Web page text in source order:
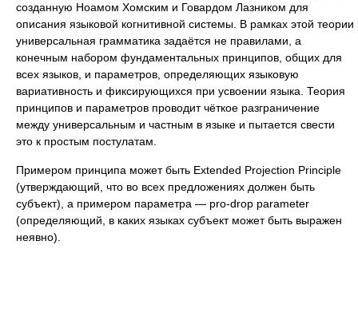
созданную Ноамом Хомским и Говардом Лазником для
описания языковой когнитивной системы. В рамках этой теории
универсальная грамматика задаётся не правилами, а
конечным набором фундаментальных принципов, общих для
всех языков, и параметров, определяющих языковую
вариативность и фиксирующихся при усвоении языка. Теория
принципов и параметров проводит чёткое разграничение
между универсальным и частным в языке и пытается свести
это к простым постулатам.
Примером принципа может быть Extended Projection Principle
(утверждающий, что во всех предложениях должен быть
субъект), а примером параметра — pro-drop parameter
(определяющий, в каких языках субъект может быть выражен
неявно).